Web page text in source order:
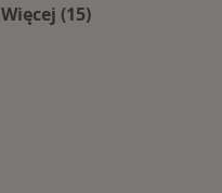
Więcej (15)